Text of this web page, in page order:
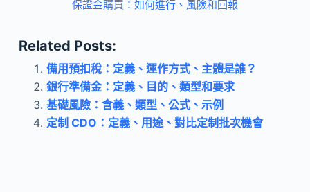
保證金購買：如何進行、風險和回報
Related Posts:
備用預扣稅：定義、運作方式、主體是誰？
銀行準備金：定義、目的、類型和要求
基礎風險：含義、類型、公式、示例
定制 CDO：定義、用途、對比定制批次機會